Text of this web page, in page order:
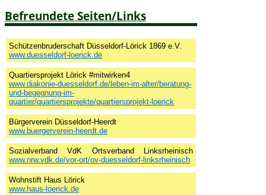
Befreundete Seiten/Links
Schützenbruderschaft Düsseldorf-Lörick 1869 e.V.
www.duesseldorf-loerick.de
Quartiersprojekt Lörick #mitwirken4
www.diakonie-duesseldorf.de/leben-im-alter/beratung-
und-begegnung-im-
quartier/quartiersprojekte/quartiersprojekt-loerick
Bürgerverein Düsseldorf-Heerdt
www.buergerverein-heerdt.de
Sozialverband VdK Ortsverband Linksrheinisch
www.nrw.vdk.de/vor-ort/ov-duesseldorf-linksrheinisch
Wohnstift Haus Lörick
www.haus-loerick.de